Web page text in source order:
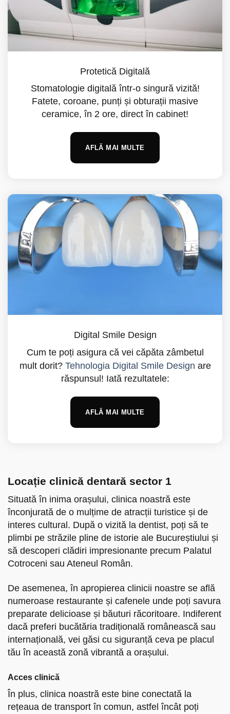
Protetică Digitală
Stomatologie digitală într-o singură vizită!
Fatete, coroane, punți și obturații masive
ceramice, în 2 ore, direct în cabinet!
AFLĂ MAI MULTE
Digital Smile Design
Cum te poți asigura că vei căpăta zâmbetul
mult dorit? Tehnologia Digital Smile Design are
răspunsul! Iată rezultatele:
AFLĂ MAI MULTE
Locație clinică dentară sector 1
Situată în inima orașului, clinica noastră este
înconjurată de o mulțime de atracții turistice și de
interes cultural. După o vizită la dentist, poți să te
plimbi pe străzile pline de istorie ale Bucureștiului și
să descoperi clădiri impresionante precum Palatul
Cotroceni sau Ateneul Român.
De asemenea, în apropierea clinicii noastre se află
numeroase restaurante și cafenele unde poți savura
preparate delicioase și băuturi răcoritoare. Indiferent
dacă preferi bucătăria tradițională românească sau
internațională, vei găsi cu siguranță ceva pe placul
tău în această zonă vibrantă a orașului.
Acces clinică
În plus, clinica noastră este bine conectată la
rețeaua de transport în comun, astfel încât poți